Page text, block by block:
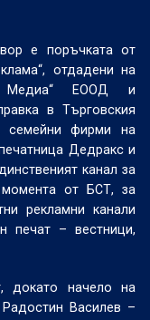
е поръчката от
отдадени на
Медиа“ ЕООД и
в Търговския
семейни фирми на
Дедракс и
канал за
от БСТ, за
рекламни канали
печат – вестници,
докато начело на
Радостин Василев –